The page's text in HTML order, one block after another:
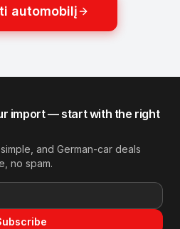
automobilį
import — start with the right
and German-car deals
no spam.